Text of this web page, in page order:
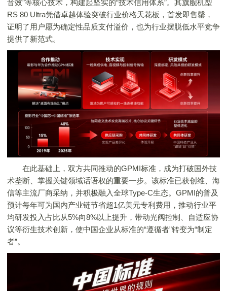
音效”等核心技术，构建起坚实的“技术信用体系”。其旗舰机型
RS 80 Ultra凭借卓越体验突破行业价格天花板，首发即售罄，
证明了用户愿为确定性品质支付溢价，也为行业摆脱低水平竞争
提供了新范式。
在此基础上，双方共同推动的GPMI标准，成为打破国外技
术垄断、掌握关键领域话语权的重要一步。该标准已获创维、海
信等主流厂商采纳，并积极融入全球Type-C生态。GPMI的普及
预计每年可为国内产业链节省超1亿美元专利费用，推动行业平
均研发投入占比从5%向8%以上提升，带动光阀控制、自适应协
议等衍生技术创新，使中国企业从标准的“遵循者”转变为“制定
者”。